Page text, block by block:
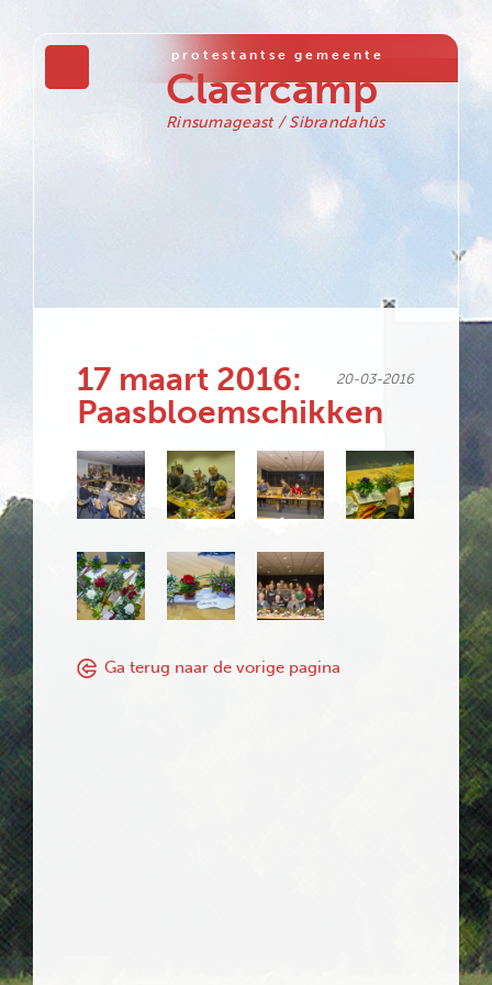
protestantse gemeente
Claercamp
Rinsumageast / Sibrandahûs
20-03-2016
17 maart 2016:
Paasbloemschikken
Ga terug naar de vorige pagina